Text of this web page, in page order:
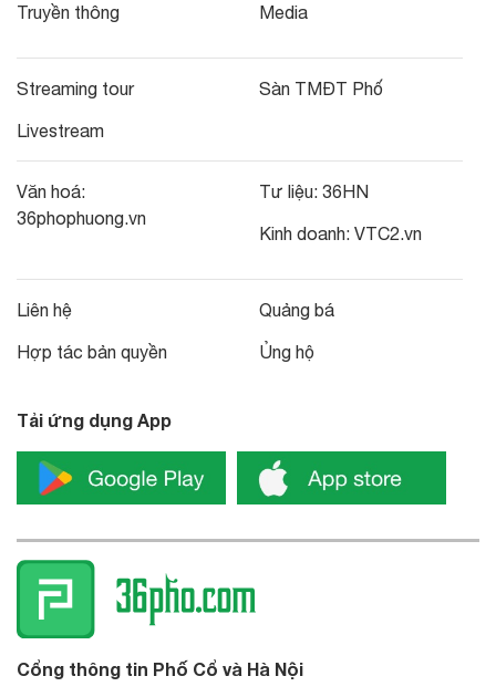
Truyền thông Media
Streaming tour
Livestream
Sàn TMĐT Phố
Văn hoá:
36phophuong.vn
Tư liệu: 36HN
Kinh doanh: VTC2.vn
Liên hệ
Hợp tác bản quyền
Quảng bá
Ủng hộ
Tải ứng dụng App
Cổng thông tin Phố Cổ và Hà Nội